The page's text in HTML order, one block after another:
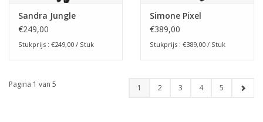
Sandra Jungle
€249,00
Stukprijs : €249,00 / Stuk
Simone Pixel
€389,00
Stukprijs : €389,00 / Stuk
Pagina 1 van 5 1 2 3 4 5